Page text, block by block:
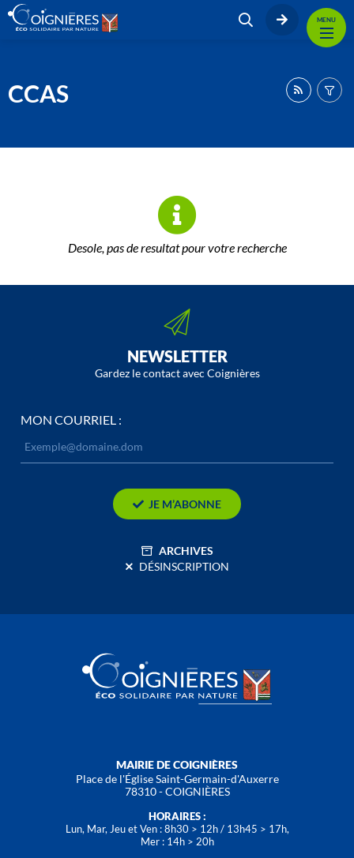
MENU
CCAS
Desole, pas de resultat pour votre recherche
NEWSLETTER
Gardez le contact avec Coignières
MON COURRIEL :
JE M’ABONNE
ARCHIVES
DÉSINSCRIPTION
MAIRIE DE COIGNIÈRES
Place de l'Église Saint-Germain-d'Auxerre
78310 - COIGNIÈRES
HORAIRES :
Lun, Mar, Jeu et Ven : 8h30 > 12h / 13h45 > 17h,
Mer : 14h > 20h